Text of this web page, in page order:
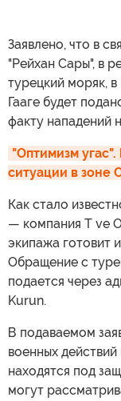
Заявлено, что в
"Рейхан Сары", в
турецкий моряк,
Гааге будет
факту нападений
"Оптимизм
ситуации в зоне
Как стало
— компания T ve
экипажа готовит
Обращение с
подается через
Kurun.
В подаваемом
военных
находятся под
могут